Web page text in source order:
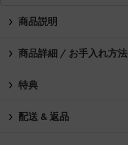
商品説明
商品詳細 / お手入れ方法
特典
配送 & 返品